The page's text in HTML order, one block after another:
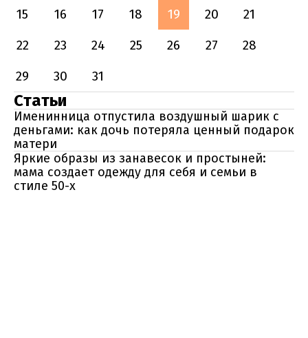
15
16 17 18 19 20
21
22
23 24 25 26 27
28
29
30 31
Статьи
Именинница отпустила воздушный шарик с
деньгами: как дочь потеряла ценный подарок
матери
Яркие образы из занавесок и простыней:
мама создает одежду для себя и семьи в
стиле 50-х